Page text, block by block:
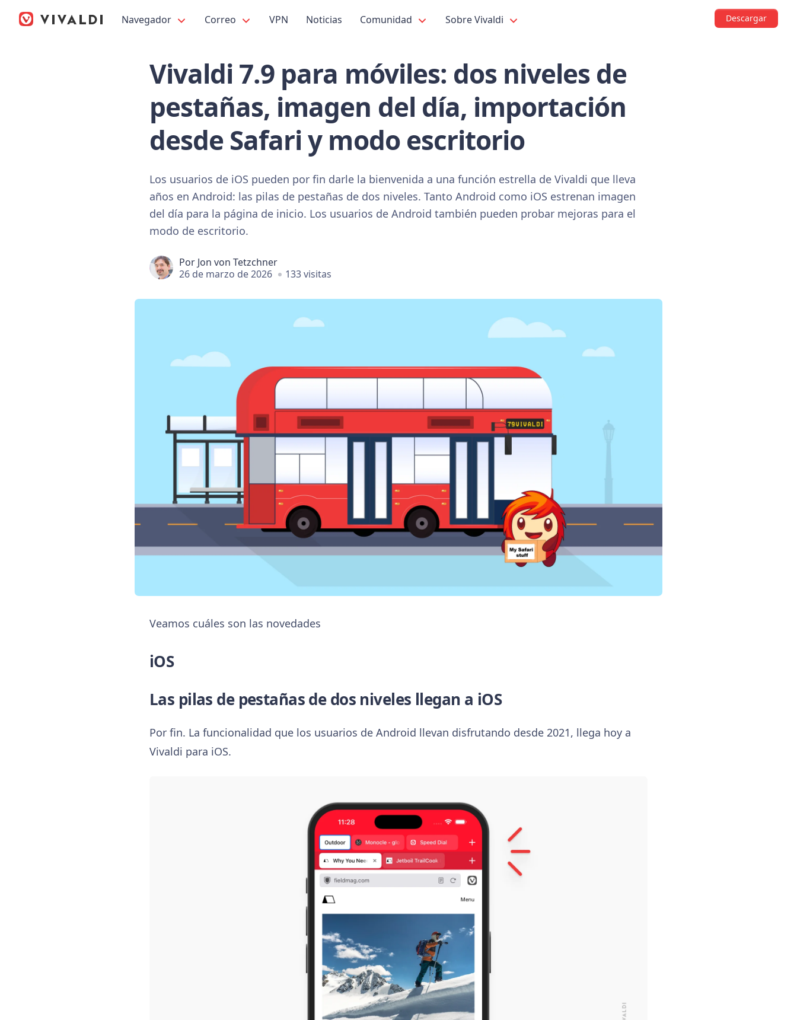
Navegador Correo VPN Noticias Comunidad Sobre Vivaldi Descargar
Vivaldi 7.9 para móviles: dos niveles de
pestañas, imagen del día, importación
desde Safari y modo escritorio
Los usuarios de iOS pueden por fin darle la bienvenida a una función estrella de Vivaldi que lleva
años en Android: las pilas de pestañas de dos niveles. Tanto Android como iOS estrenan imagen
del día para la página de inicio. Los usuarios de Android también pueden probar mejoras para el
modo de escritorio.
Por Jon von Tetzchner
26 de marzo de 2026
133 visitas
Veamos cuáles son las novedades
iOS
Las pilas de pestañas de dos niveles llegan a iOS
Por fin. La funcionalidad que los usuarios de Android llevan disfrutando desde 2021, llega hoy a
Vivaldi para iOS.